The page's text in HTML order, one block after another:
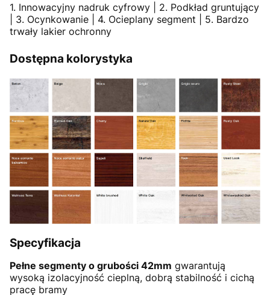
1. Innowacyjny nadruk cyfrowy | 2. Podkład gruntujący
| 3. Ocynkowanie | 4. Ocieplany segment | 5. Bardzo
trwały lakier ochronny
Dostępna kolorystyka
Specyfikacja
Pełne segmenty o grubości 42mm gwarantują
wysoką izolacyjność cieplną, dobrą stabilność i cichą
pracę bramy